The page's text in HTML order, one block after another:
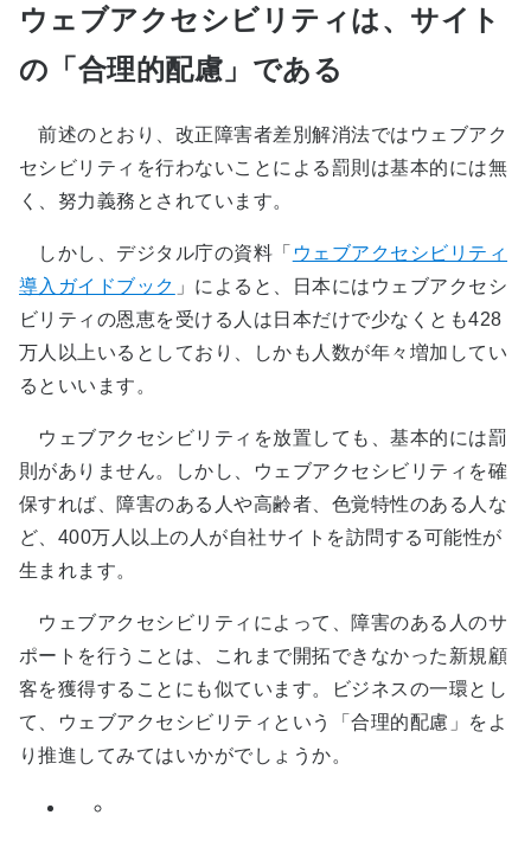
ウェブアクセシビリティは、サイト
の「合理的配慮」である
前述のとおり、改正障害者差別解消法ではウェブアク
セシビリティを行わないことによる罰則は基本的には無
く、努力義務とされています。
しかし、デジタル庁の資料「 ウェブアクセシビリティ
導入ガイドブック 」によると、日本にはウェブアクセシ
ビリティの恩恵を受ける人は日本だけで少なくとも428
万人以上いるとしており、しかも人数が年々増加してい
るといいます。
ウェブアクセシビリティを放置しても、基本的には罰
則がありません。しかし、ウェブアクセシビリティを確
保すれば、障害のある人や高齢者、色覚特性のある人な
ど、400万人以上の人が自社サイトを訪問する可能性が
生まれます。
ウェブアクセシビリティによって、障害のある人のサ
ポートを行うことは、これまで開拓できなかった新規顧
客を獲得することにも似ています。ビジネスの一環とし
て、ウェブアクセシビリティという「合理的配慮」をよ
り推進してみてはいかがでしょうか。